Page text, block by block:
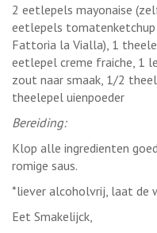
2 eetlepels mayonaise
eetlepels
Fattoria la Vialla), 1
eetlepel creme fraiche, 1
zout naar smaak, 1/2
theelepel uienpoeder
Bereiding:
Klop alle ingredienten
romige saus.
*liever alcoholvrij, laat de
Eet Smakelijck,